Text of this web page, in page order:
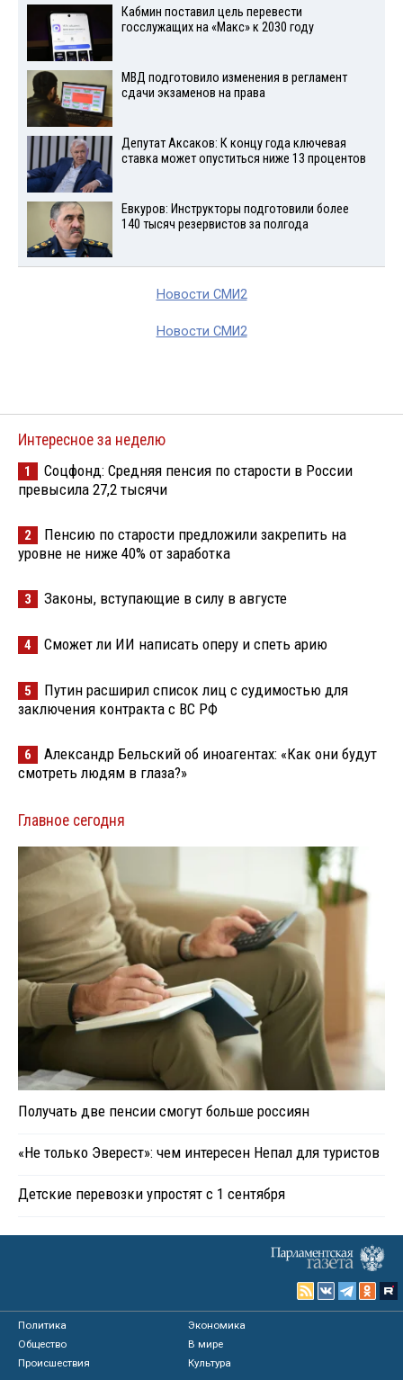
Кабмин поставил цель перевести
госслужащих на «Макс» к 2030 году
МВД подготовило изменения в регламент
сдачи экзаменов на права
Депутат Аксаков: К концу года ключевая
ставка может опуститься ниже 13 процентов
Евкуров: Инструкторы подготовили более
140 тысяч резервистов за полгода
Новости СМИ2
Новости СМИ2
Интересное за неделю
1
Соцфонд: Средняя пенсия по старости в России
превысила 27,2 тысячи
2
Пенсию по старости предложили закрепить на
уровне не ниже 40% от заработка
3 Законы, вступающие в силу в августе
4 Сможет ли ИИ написать оперу и спеть арию
5
Путин расширил список лиц с судимостью для
заключения контракта с ВС РФ
6
Александр Бельский об иноагентах: «Как они будут
смотреть людям в глаза?»
Главное сегодня
Получать две пенсии смогут больше россиян
«Не только Эверест»: чем интересен Непал для туристов
Детские перевозки упростят с 1 сентября
Политика
Экономика
Общество
В мире
Происшествия
Культура